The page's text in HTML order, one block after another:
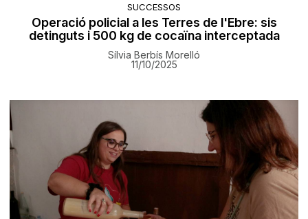
SUCCESSOS
Operació policial a les Terres de l'Ebre: sis
detinguts i 500 kg de cocaïna interceptada
Sílvia Berbís Morelló
11/10/2025